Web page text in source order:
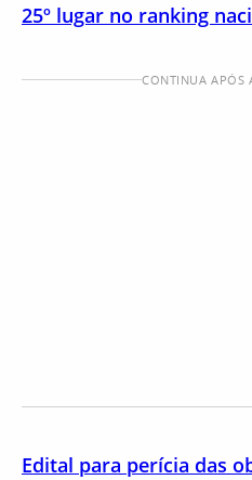
25º lugar no ranking
CONTINUA APÓS
Edital para perícia das